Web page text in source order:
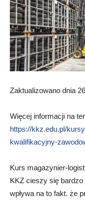
Zaktualizowano dnia
Więcej informacji na
https://kkz.edu.pl/
kwalifikacyjny-
Kurs magazynier-
KKZ cieszy się
wpływa na to fakt. że